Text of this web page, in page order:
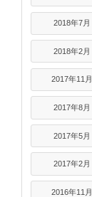
2018年7月
2018年2月
2017年11月
2017年8月
2017年5月
2017年2月
2016年11月